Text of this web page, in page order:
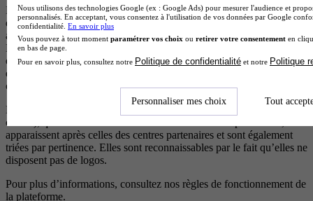
Les offres de formation issues d’écoles partenaires (clients) sont
d’abord classées selon leur pertinence par rapport à votre recherche,
afin de vous proposer les formations les plus adaptées à vos besoins.
En cas de pertinence équivalente, les résultats sont ensuite ordonnés
en fonction d’un scoring précis qui met en avant les écoles qui
disposent d’éléments de visibilité, d’avis positifs et de campagnes en
cours.
Les formations proposées par des centres non partenaires (non
clients), qui ne versent aucune rémunération à notre plateforme,
apparaissent après celles des centres partenaires et sont également
triées par pertinence. Elles sont reconnaissables par le fait qu’elles ne
disposent pas de logos.
Pour plus d’informations, consultez nos règles de fonctionnement de
la plateforme.
Nous utilisons des technologies Google (ex : Google Ads) pour mesurer l'audience et
personnalisés. En acceptant, vous consentez à l'utilisation de vos données par Google
confidentialité. En savoir plus
Vous pouvez à tout moment paramétrer vos choix ou retirer votre consentement en
en bas de page.
Pour en savoir plus, consultez notre Politique de confidentialité et notre Politique
Personnaliser mes choix Tout